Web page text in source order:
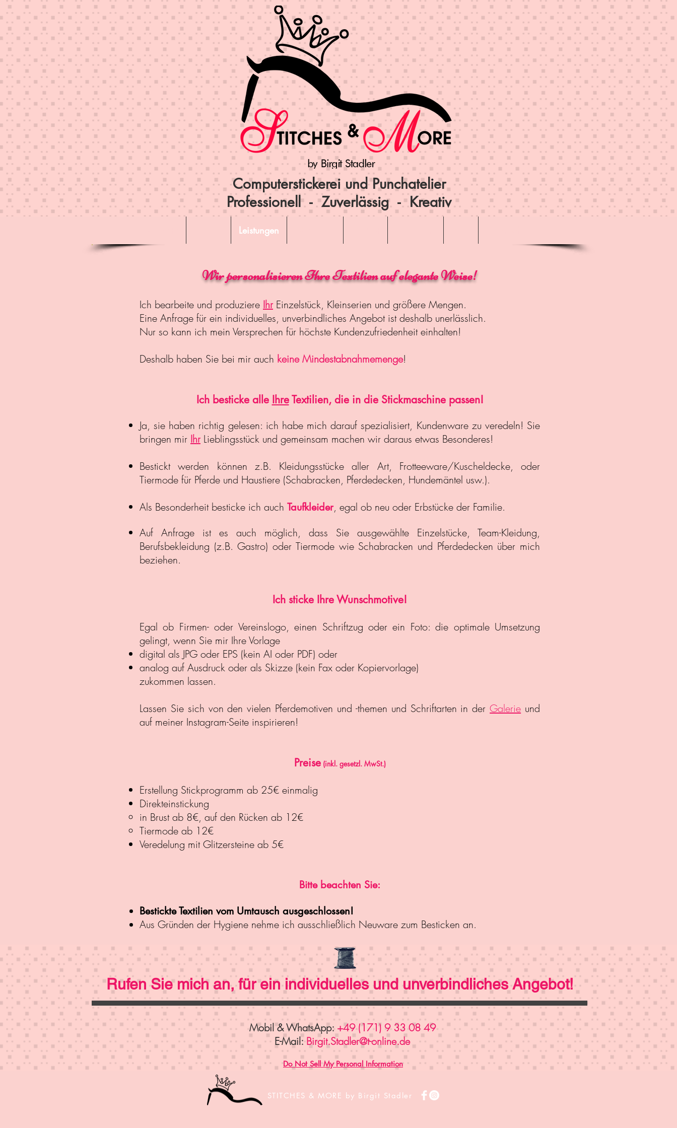
Computerstickerei und Punchatelier
Professionell - Zuverlässig - Kreativ
Leistungen
Wir personalisieren Ihre Textilien auf elegante Weise!
Ich bearbeite und produziere IhrEinzelstück, Kleinserien und größere Mengen.
Eine Anfrage für ein individuelles, unverbindliches Angebot ist deshalb unerlässlich.
Nur so kann ich mein Versprechen für höchste Kundenzufriedenheit einhalten!
Deshalb haben Sie bei mir auch keine Mindestabnahmemenge!
Ich besticke alle IhreTextilien, die in die Stickmaschine passen!
Ja, sie haben richtig gelesen: ich habe mich darauf spezialisiert, Kundenware zu veredeln! Sie
bringen mir IhrLieblingsstück und gemeinsam machen wir daraus etwas Besonderes!
Bestickt werden können z.B. Kleidungsstücke aller Art, Frotteeware/Kuscheldecke, oder
Tiermode für Pferde und Haustiere (Schabracken, Pferdedecken, Hundemäntel usw.).
Als Besonderheit besticke ich auch Taufkleider, egal ob neu oder Erbstücke der Familie.
Auf Anfrage ist es auch möglich, dass Sie ausgewählte Einzelstücke, Team-Kleidung,
Berufsbekleidung (z.B. Gastro) oder Tiermode wie Schabracken und Pferdedecken über mich
beziehen.
Ich sticke Ihre Wunschmotive!
Egal ob Firmen- oder Vereinslogo, einen Schriftzug oder ein Foto: die optimale Umsetzung
gelingt, wenn Sie mir Ihre Vorlage
digital als JPG oder EPS (kein AI oder PDF) oder
analog auf Ausdruck oder als Skizze (kein Fax oder Kopiervorlage)
zukommen lassen.
Lassen Sie sich von den vielen Pferdemotiven und -themen und Schriftarten in derGalerie und
auf meiner Instagram-Seite inspirieren!
Preise(inkl. gesetzl. MwSt.)
Erstellung Stickprogramm ab 25€ einmalig
Direkteinstickung
in Brust ab 8€, auf den Rücken ab 12€
Tiermode ab 12€​
Veredelung mitGlitzersteine ab 5€
Bitte beachten Sie:
Bestickte Textilien vom Umtausch ausgeschlossen!
Aus Gründen der Hygiene nehme ich ausschließlich Neuware zum Besticken an.
Rufen Sie mich an, für ein individuelles und unverbindliches Angebot!
Mobil & WhatsApp: +49 (171) 9 33 08 49
E-Mail:Birgit.Stadler@t-online.de
Do Not Sell My Personal Information
STITCHES & MORE by Birgit Stadler